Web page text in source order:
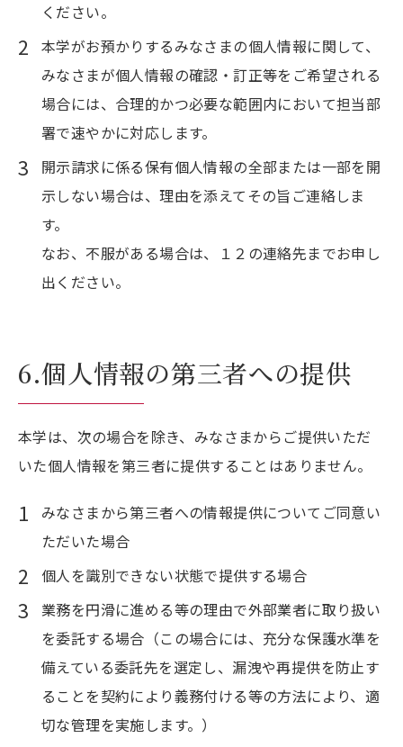
ください。
本学がお預かりするみなさまの個人情報に関して、
みなさまが個人情報の確認・訂正等をご希望される
場合には、合理的かつ必要な範囲内において担当部
署で速やかに対応します。
開示請求に係る保有個人情報の全部または一部を開
示しない場合は、理由を添えてその旨ご連絡しま
す。
なお、不服がある場合は、１２の連絡先までお申し
出ください。
6.個人情報の第三者への提供
本学は、次の場合を除き、みなさまからご提供いただ
いた個人情報を第三者に提供することはありません。
みなさまから第三者への情報提供についてご同意い
ただいた場合
個人を識別できない状態で提供する場合
業務を円滑に進める等の理由で外部業者に取り扱い
を委託する場合（この場合には、充分な保護水準を
備えている委託先を選定し、漏洩や再提供を防止す
ることを契約により義務付ける等の方法により、適
切な管理を実施します。）